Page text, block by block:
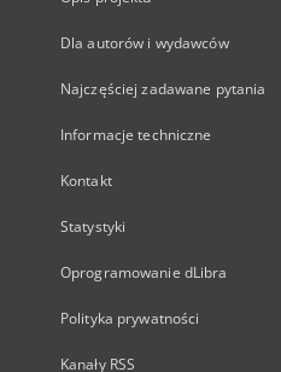
Dla autorów i wydawców
Najczęściej zadawane pytania
Informacje techniczne
Kontakt
Statystyki
Oprogramowanie dLibra
Polityka prywatności
Kanały RSS